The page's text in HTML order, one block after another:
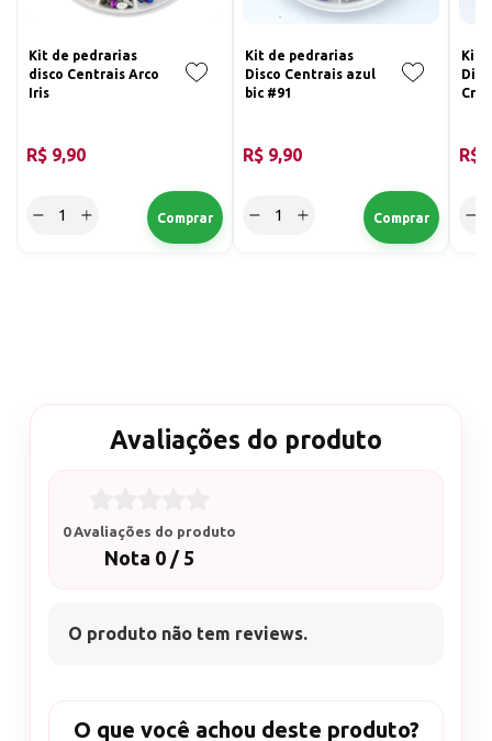
Kit de pedrarias
disco Centrais Arco
Iris
R$ 9,90
Kit de pedrarias
Disco Centrais azul
bic #91
R$ 9,90
Kit
R$
Avaliações do produto
0 Avaliações do produto
Nota 0 / 5
O produto não tem reviews.
O que você achou deste produto?